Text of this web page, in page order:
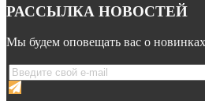
РАССЫЛКА НОВОСТЕЙ
Мы будем оповещать вас о новинках